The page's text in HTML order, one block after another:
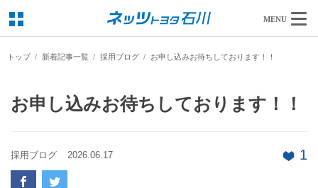
MENU
トップ 新着記事一覧 採用ブログ お申し込みお待ちしております！！
お申し込みお待ちしております！！
採用ブログ 2026.06.17 1